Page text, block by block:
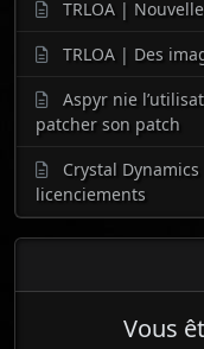
TRLOA |
TRLOA | Des
Aspyr nie
patcher son patch
Crystal
licenciements
Vous